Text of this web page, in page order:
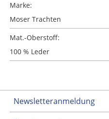
Marke:
Moser Trachten
Mat.-Oberstoff:
100 % Leder
Newsletteranmeldung